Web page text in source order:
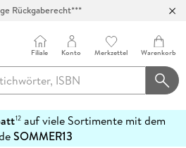
Rückgaberecht***
Filiale Konto Merkzettel Warenkorb
12auf viele Sortimente mit dem
SOMMER13